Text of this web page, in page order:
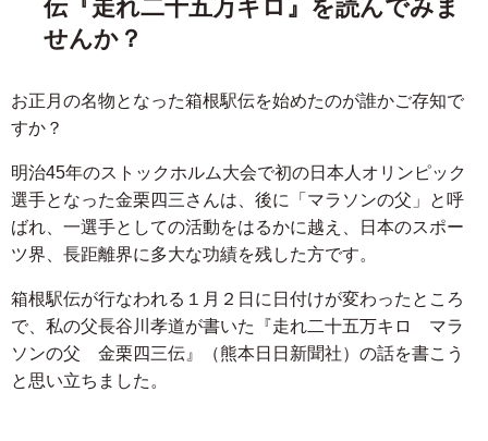
伝『走れ二十五万キロ』を読んでみま
せんか？
お正月の名物となった箱根駅伝を始めたのが誰かご存知で
すか？
明治45年のストックホルム大会で初の日本人オリンピック
選手となった金栗四三さんは、後に「マラソンの父」と呼
ばれ、一選手としての活動をはるかに越え、日本のスポー
ツ界、長距離界に多大な功績を残した方です。
箱根駅伝が行なわれる１月２日に日付けが変わったところ
で、私の父長谷川孝道が書いた『走れ二十五万キロ マラ
ソンの父 金栗四三伝』（熊本日日新聞社）の話を書こう
と思い立ちました。